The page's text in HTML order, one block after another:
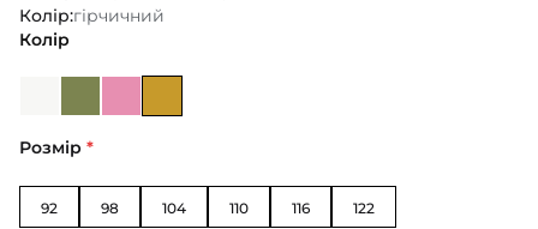
Колір:гірчичний
Колір
Розмір *
92 98 104 110 116 122
БОДІ ПІСОЧНИКИ
ЖИЛЕТИ
КОЛГОТКИ
КОМБІНЕЗОНИ
БОМБЕРИ КУРТКИ
ВЕЛОСИПЕДКИ
КОЛГОТКИ
ШКАРПЕТКИ
КОСТЮМИ
КОМПЛЕКТИ
ГОЛЬФИ
КОМПЛЕКТИ
КУРТКИ
БОМБЕРИ
БІЛИЗНА
ПІЖАМИ
КОМПЛЕКТИ
ФУТБОЛКИ